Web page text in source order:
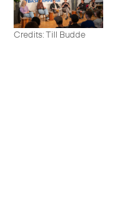
Credits: Till Budde